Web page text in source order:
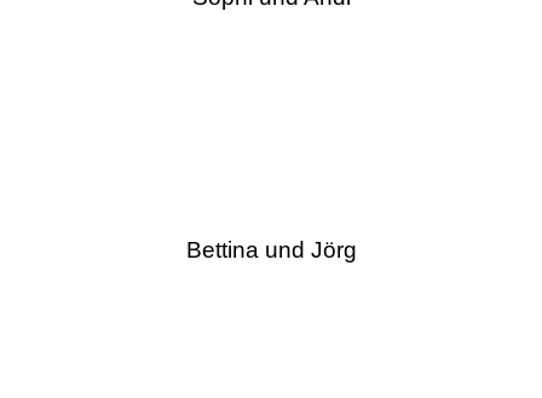
Bettina und Jörg